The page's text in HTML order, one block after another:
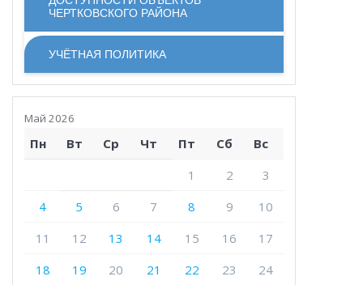
ЧЕРТКОВСКОГО РАЙОНА
УЧЁТНАЯ ПОЛИТИКА
Май 2026
Пн Вт Ср Чт Пт Сб
Вс
1
2
3
4
5 6 7 8 9
10
11
12 13 14 15 16
17
18
19 20 21 22 23
24